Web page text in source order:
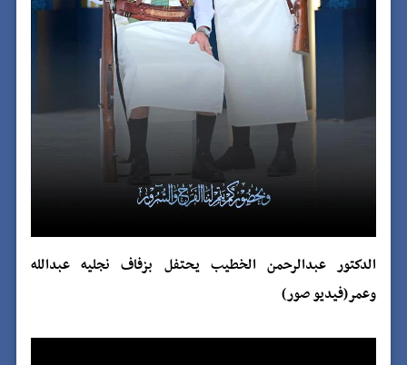
الدكتور عبدالرحمن الخطيب يحتفل بزفاف نجليه عبدالله
وعمر(فيديو صور)